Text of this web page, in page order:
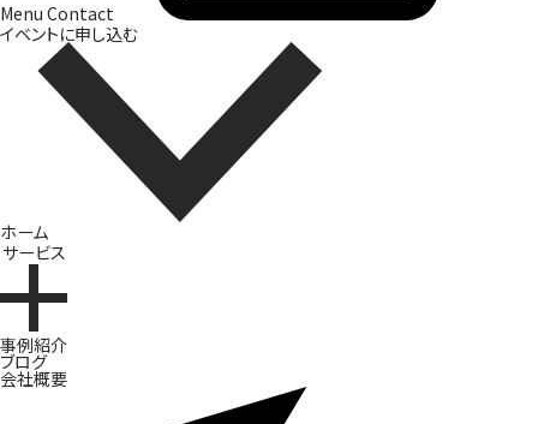
Menu Contact
イベントに申し込む
ホーム
サービス
ブランド開発
事例紹介
ブログ
会社概要